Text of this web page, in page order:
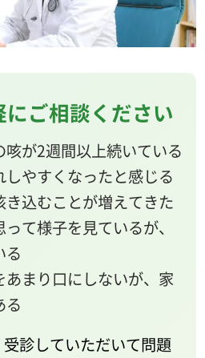
にご相談ください
咳が2週間以上続いている
やすくなったと感じる
込むことが増えてきた
って様子を見ているが、
る
あまり口にしないが、家
る
診していただいて問題